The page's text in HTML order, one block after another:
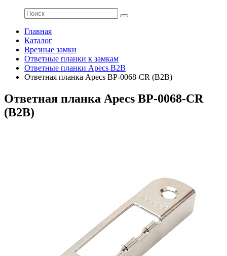
Главная
Каталог
Врезные замки
Ответные планки к замкам
Ответные планки Apecs B2B
Ответная планка Apecs BP-0068-CR (B2B)
Ответная планка Apecs BP-0068-CR
(B2B)